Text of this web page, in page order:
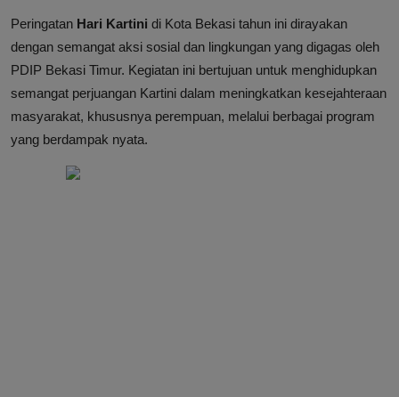
Peringatan Hari Kartini di Kota Bekasi tahun ini dirayakan
dengan semangat aksi sosial dan lingkungan yang digagas oleh
PDIP Bekasi Timur. Kegiatan ini bertujuan untuk menghidupkan
semangat perjuangan Kartini dalam meningkatkan kesejahteraan
masyarakat, khususnya perempuan, melalui berbagai program
yang berdampak nyata.